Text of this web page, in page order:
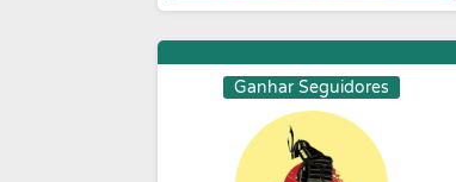
ideias sobre jogos. Além disso,
o grupo oferece a
oportunidade de participar de
um campeonato competitivo,
com possibilidade de
premiação no futuro. Este é o
lugar ideal para os
Ganhar Seguidores